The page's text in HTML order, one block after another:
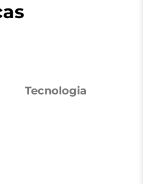
Tecnologia